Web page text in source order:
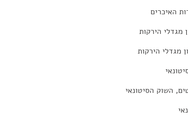
האיכרים
מגדלי הירקות
מגדלי הירקות
השוק הסיטונאי